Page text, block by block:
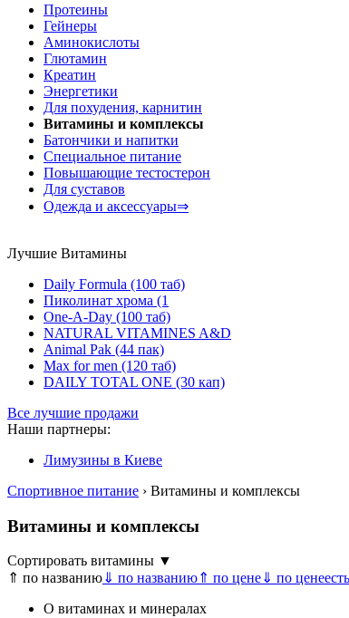
Протеины
Гейнеры
Аминокислоты
Глютамин
Креатин
Энергетики
Для похудения, карнитин
Витамины и комплексы
Батончики и напитки
Специальное питание
Повышающие тестостерон
Для суставов
Одежда и аксессуары⇒
Лучшие Витамины
Daily Formula (100 таб)
Пиколинат хрома (1
One-A-Day (100 таб)
NATURAL VITAMINES A&D
Animal Pak (44 пак)
Max for men (120 таб)
DAILY TOTAL ONE (30 кап)
Все лучшие продажи
Наши партнеры:
Лимузины в Киеве
Спортивное питание › Витамины и комплексы
Витамины и комплексы
Сортировать витамины ▼
⇑ по названию⇓ по названию⇑ по цене⇓ по цене
О витаминах и минералах